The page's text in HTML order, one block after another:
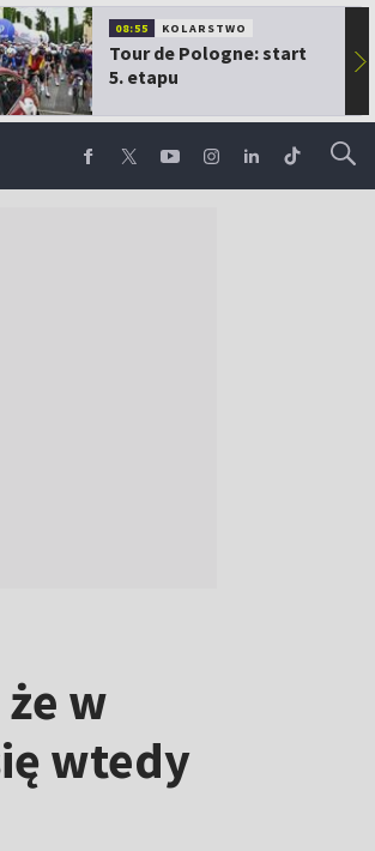
08:55 KOLARSTWO
Tour de Pologne: start
5. etapu
▶
w
wtedy